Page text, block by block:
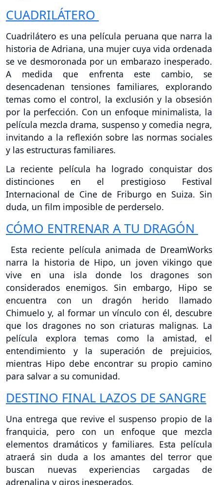
CUADRILÁTERO
Cuadrilátero es una película peruana que narra la
historia de Adriana, una mujer cuya vida ordenada
se ve desmoronada por un embarazo inesperado.
A medida que enfrenta este cambio, se
desencadenan tensiones familiares, explorando
temas como el control, la exclusión y la obsesión
por la perfección. Con un enfoque minimalista, la
película mezcla drama, suspenso y comedia negra,
invitando a la reflexión sobre las normas sociales
y las estructuras familiares.
La reciente película ha logrado conquistar dos
distinciones en el prestigioso Festival
Internacional de Cine de Friburgo en Suiza. Sin
duda, un film imposible de perderselo.
CÓMO ENTRENAR A TU DRAGÓN
Esta reciente película animada de DreamWorks
narra la historia de Hipo, un joven vikingo que
vive en una isla donde los dragones son
considerados enemigos. Sin embargo, Hipo se
encuentra con un dragón herido llamado
Chimuelo y, al formar un vínculo con él, descubre
que los dragones no son criaturas malignas. La
película explora temas como la amistad, el
entendimiento y la superación de prejuicios,
mientras Hipo debe encontrar su propio camino
para salvar a su comunidad.
DESTINO FINAL LAZOS DE SANGRE
Una entrega que revive el suspenso propio de la
franquicia, pero con un enfoque que mezcla
elementos dramáticos y familiares. Esta película
atraerá sin duda a los amantes del terror que
buscan nuevas experiencias cargadas de
adrenalina y giros inesperados.